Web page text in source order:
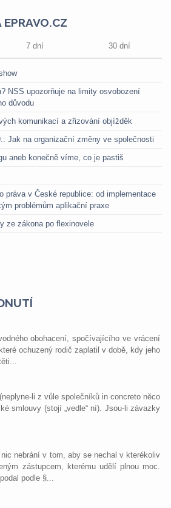
7 dní 30 dní
NSS upozorňuje na limity osvobození
důvodu
komunikací a zřizování objížděk
Jak na organizační změny ve společnosti
aneb konečně víme, co je pastiš
práva v České republice: od implementace
problémům aplikační praxe
ze zákona po flexinovele
obohacení, spočívajícího ve vrácení
ochuzený rodič zaplatil v době, kdy jeho
li z vůle společníků in concreto něco
smlouvy (stojí „vedle“ ní). Jsou-li závazky
nebrání v tom, aby se nechal v kterékoliv
zástupcem, kterému udělí plnou moc.
podle §...